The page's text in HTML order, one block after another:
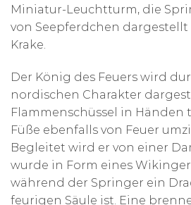
Miniatur-Leuchtturm, die
von Seepferdchen
Krake.
Der König des Feuers wird
nordischen Charakter
Flammenschüssel in Händen
Füße ebenfalls von Feuer
Begleitet wird er von einer
wurde in Form eines
während der Springer ein
feurigen Säule ist. Eine